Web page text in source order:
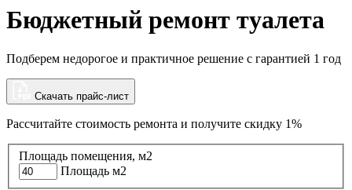
Бюджетный ремонт туалета
Подберем недорогое и практичное решение с гарантией 1 год
Скачать прайс-лист
Рассчитайте стоимость ремонта и получите скидку 1%
Площадь помещения, м2
Площадь м2